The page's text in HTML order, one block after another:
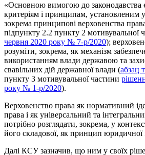
«Основною вимогою до законодавства є
критеріям і принципам, установленим у
зокрема принципові верховенства
підпункту 2.2 пункту 2 мотивувальної
червня 2020 року № 7-р/2020);
розуміти, зокрема, як механізм
використанням влади державою та
свавільних дій державної влади (абзац
пункту 3 мотивувальної частини
року № 1-р/2020).
Верховенство права як нормативний
права і як універсальний та
потрібно розглядати, зокрема, у
його складової, як принцип юридичної
Далі КСУ зазначив, що ним у своїх